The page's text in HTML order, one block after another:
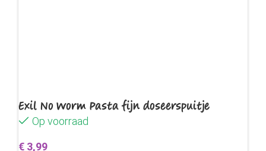
Exil No Worm Pasta fijn doseerspuitje
Op voorraad
€ 3,99